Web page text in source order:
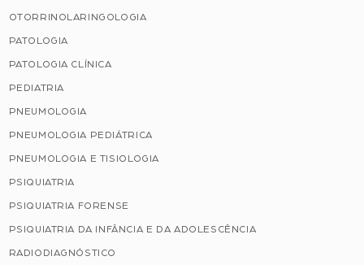
OTORRINOLARINGOLOGIA
PATOLOGIA
PATOLOGIA CLÍNICA
PEDIATRIA
PNEUMOLOGIA
PNEUMOLOGIA PEDIÁTRICA
PNEUMOLOGIA E TISIOLOGIA
PSIQUIATRIA
PSIQUIATRIA FORENSE
PSIQUIATRIA DA INFÂNCIA E DA ADOLESCÊNCIA
RADIODIAGNÓSTICO